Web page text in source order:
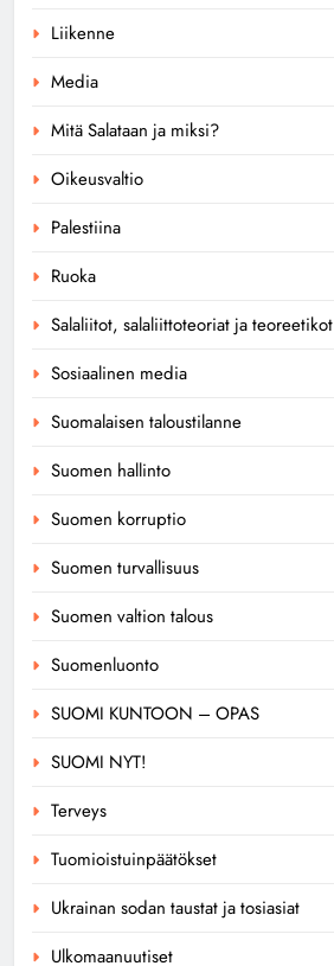
Liikenne
Media
Mitä Salataan ja miksi?
Oikeusvaltio
Palestiina
Ruoka
Salaliitot, salaliittoteoriat ja teoreetikot
Sosiaalinen media
Suomalaisen taloustilanne
Suomen hallinto
Suomen korruptio
Suomen turvallisuus
Suomen valtion talous
Suomenluonto
SUOMI KUNTOON – OPAS
SUOMI NYT!
Terveys
Tuomioistuinpäätökset
Ukrainan sodan taustat ja tosiasiat
Ulkomaanuutiset